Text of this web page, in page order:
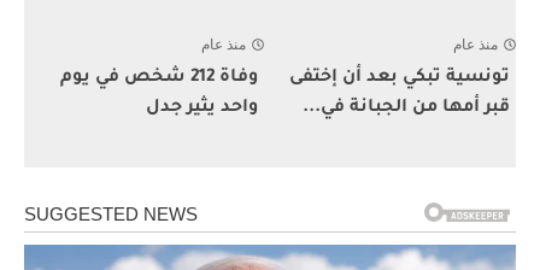
منذ عام
تونسية تبكي بعد أن إختفى
قبر أمها من الجبانة في...
منذ عام
وفاة 212 شخص في يوم
واحد يثير جدل